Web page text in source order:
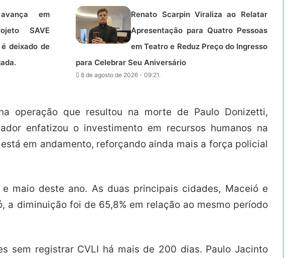
em
SAVE
deixado de
Renato Scarpin Viraliza ao Relatar
Apresentação para Quatro Pessoas
em Teatro e Reduz Preço do Ingresso
para Celebrar Seu Aniversário
8 de agosto de 2026 - 09:21.
operação que resultou na morte de Paulo Donizetti,
enfatizou o investimento em recursos humanos na
em andamento, reforçando ainda mais a força policial
maio deste ano. As duas principais cidades, Maceió e
diminuição foi de 65,8% em relação ao mesmo período
sem registrar CVLI há mais de 200 dias. Paulo Jacinto